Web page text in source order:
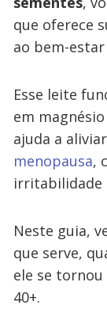
que oferece
ao bem-
Esse leite
em
ajuda a aliviar
menopausa,
irritabilidade
Neste guia,
que serve,
ele se
40+.